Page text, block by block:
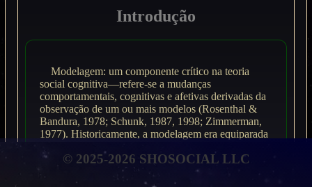
Introdução
Modelagem: um componente crítico na teoria
social cognitiva—refere-se a mudanças
comportamentais, cognitivas e afetivas derivadas da
observação de um ou mais modelos (Rosenthal &
Bandura, 1978; Schunk, 1987, 1998; Zimmerman,
1977). Historicamente, a modelagem era equiparada
inclusivo. Alguns trabalhos históricos são abordados
a seguir para fornecer um contexto contra o qual a
importância da pesquisa de modelagem de Bandura
© 2025-2026 SHOSOCIAL LLC